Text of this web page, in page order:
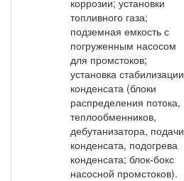
топливного газа;
подземная емкость с
погруженным насосом
для промстоков;
установка стабилизации
конденсата (блоки
распределения потока,
теплообменников,
дебутанизатора, подачи
конденсата, подогрева
конденсата; блок-бокс
насосной промстоков).